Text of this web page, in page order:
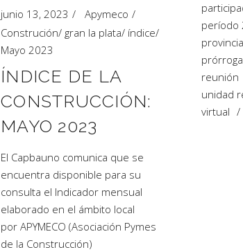
junio 13, 2023
Apymeco
Construción/ gran la plata/ índice/
Mayo 2023
ÍNDICE DE LA
CONSTRUCCIÓN:
MAYO 2023
El Capbauno comunica que se
encuentra disponible para su
consulta el Indicador mensual
elaborado en el ámbito local
por APYMECO (Asociación Pymes
de la Construcción)
período
provincia
prórroga
reunión
unidad
virtual